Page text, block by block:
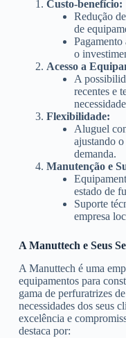
Custo-benefício:
Redução
de
o
Acesso a
A
recentes e
Flexibilidade:
Aluguel
ajustando
demanda.
Manutenção e
estado de
Suporte
empresa
A Manuttech e Seus
A Manuttech é uma
equipamentos para
gama de perfuratrizes
necessidades dos seus
excelência e
destaca por: